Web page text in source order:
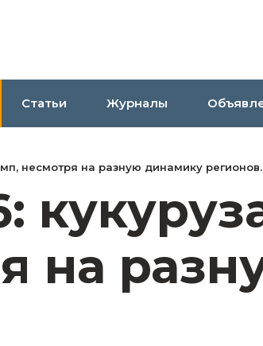
Статьи Журналы
несмотря на разную динамику регионов.
на